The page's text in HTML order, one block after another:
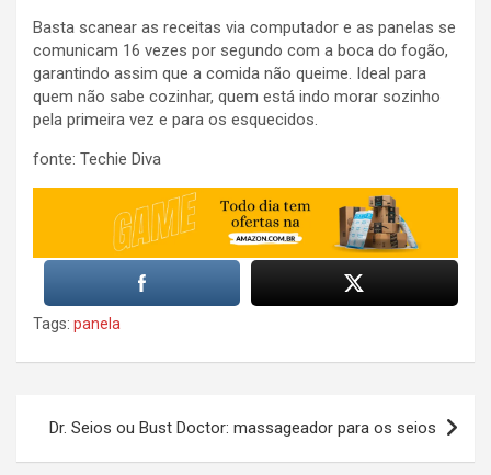
Basta scanear as receitas via computador e as panelas se
comunicam 16 vezes por segundo com a boca do fogão,
garantindo assim que a comida não queime. Ideal para
quem não sabe cozinhar, quem está indo morar sozinho
pela primeira vez e para os esquecidos.
fonte: Techie Diva
Tags: panela
Dr. Seios ou Bust Doctor: massageador para os seios